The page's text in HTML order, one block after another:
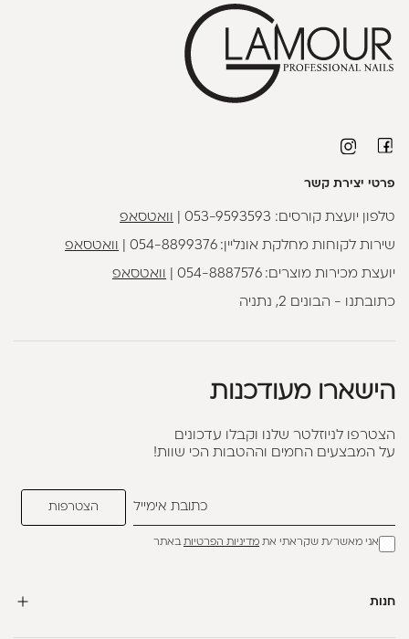
פרטי יצירת קשר
טלפון יועצת קורסים: 053-9593593 וואטסאפ
שירות לקוחות מחלקת אונליין:054-8899376 וואטסאפ
יועצת מכירות מוצרים:054-8887576 וואטסאפ
כתובתנו - הבונים 2, נתניה
הישארו מעודכנות
הצטרפו לניוזלטר שלנו וקבלו עדכונים
על המבצעים החמים וההטבות הכי שוות!
אני מאשר/ת שקראתי את מדיניות הפרטיותבאתר
חנות